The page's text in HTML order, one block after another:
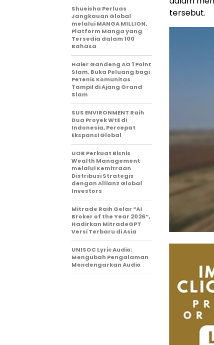
tersebut.
Shueisha Perluas
Jangkauan Global
melalui MANGA MILLION,
Platform Manga yang
Tersedia dalam 100
Bahasa
Haier Gandeng AO 1 Point
Slam, Buka Peluang bagi
Petenis Komunitas
Tampil di Ajang Grand
Slam
SUS ENVIRONMENT Raih
Dua Proyek WtE di
Indonesia, Percepat
Ekspansi Global
UOB Perkuat Bisnis
Wealth Management
melalui Kemitraan
Distribusi Strategis
dengan Allianz Global
Investors
Mitrade Raih Gelar “AI
Broker of the Year 2026”,
Hadirkan MitradeGPT
Versi Terbaru di Asia
UNISOC Lyric Audio:
Mengubah Pengalaman
Mendengarkan Audio